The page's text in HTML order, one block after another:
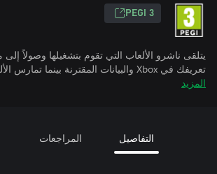
PEGI 3
يتلقى ناشرو الألعاب التي تقوم بتشغيلها وصولاً
تعريفك في Xbox والبيانات المقترنة بينما تمارس الألعاب.
المزيد
التفاصيل المراجعات